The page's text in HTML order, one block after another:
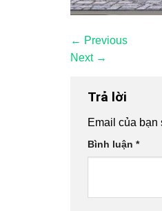
← Previous
Next →
Trả lời
Email của
Bình luận *